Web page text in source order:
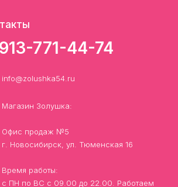
771-44-74
info@zolushka54.ru
Магазин Золушка:
Офис продаж №5
г. Новосибирск, ул. Тюменская 16
Время работы:
с ПН по ВС с 09.00 до 22.00. Работаем